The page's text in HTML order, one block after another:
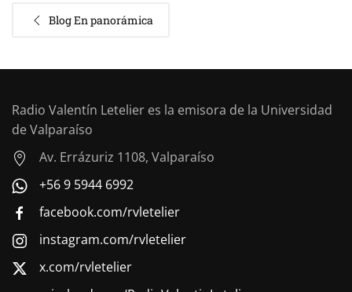
Blog En panorámica
Radio Valentín Letelier es la emisora de la Universidad
de Valparaíso
Av. Errázuriz 1108, Valparaíso
+56 9 5944 6992
facebook.com/rvletelier
instagram.com/rvletelier
x.com/rvletelier